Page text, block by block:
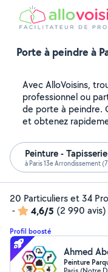
Porte à peindre à
Avec AlloVoisins,
professionnel ou
de porte à peindre.
et obtenez
Peinture - Tapisserie
à Paris 13e Arrondissement
20 Particuliers et 34
-
4,6/5 (2 990 avis)
Profil boosté
Ahmed
Peinture